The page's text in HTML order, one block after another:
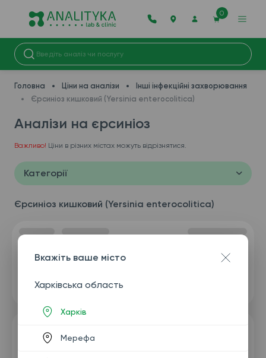
0
Головна Ціни на аналізи
Інші інфекційні захворювання
Єрсиніоз кишковий (Yersinia enterocolitica)
Аналізи на єрсиніоз
Важливо! Ціни в різних містах можуть відрізнятися.
Категорії
Єрсиніоз кишковий (Yersinia enterocolitica)
Вкажіть ваше місто
Харківська область
Харків
Мерефа